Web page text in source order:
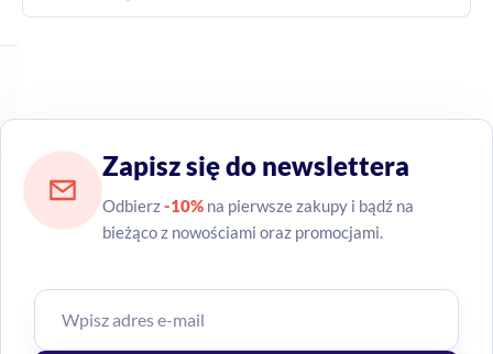
Zapisz się do newslettera
Odbierz-10% na pierwsze zakupy i bądź na
bieżąco z nowościami oraz promocjami.